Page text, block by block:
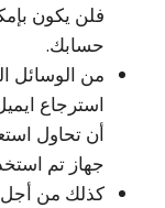
فلن يكون
حسابك.
من الوسائل
أن تحاول
جهاز تم
كذلك من أجل